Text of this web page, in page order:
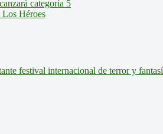
categoría 5
Los Héroes
festival internacional de terror y